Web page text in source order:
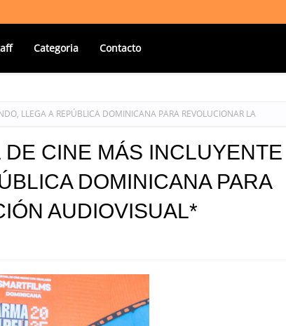
Categoria Contacto
LLEGA A REPÚBLICA DOMINICANA PARA REVOLUCIONAR LA
CINE MÁS INCLUYENTE
DOMINICANA PARA
AUDIOVISUAL*